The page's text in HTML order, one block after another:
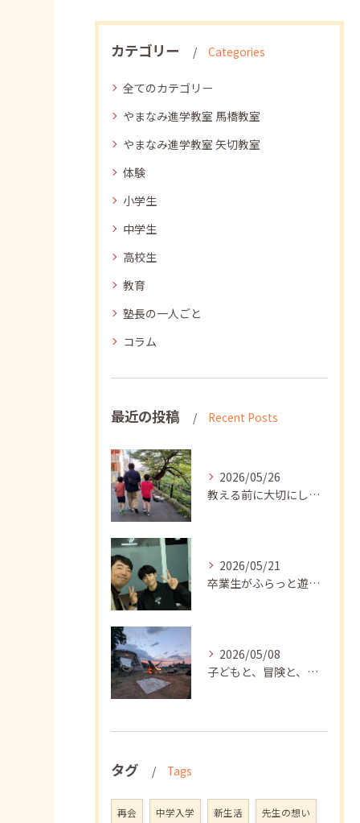
カテゴリー Categories
全てのカテゴリー
やまなみ進学教室 馬橋教室
やまなみ進学教室 矢切教室
体験
小学生
中学生
高校生
教育
塾長の一人ごと
コラム
最近の投稿 Recent Posts
2026/05/26
教える前に大切にしたいこと
2026/05/21
卒業生がふらっと遊びに来てくれました
2026/05/08
子どもと、冒険と、学び
タグ Tags
再会 中学入学 新生活 先生の想い